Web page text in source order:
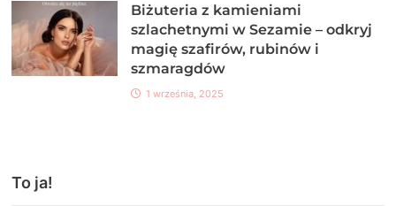
Biżuteria z kamieniami
szlachetnymi w Sezamie – odkryj
magię szafirów, rubinów i
szmaragdów
1 września, 2025
To ja!